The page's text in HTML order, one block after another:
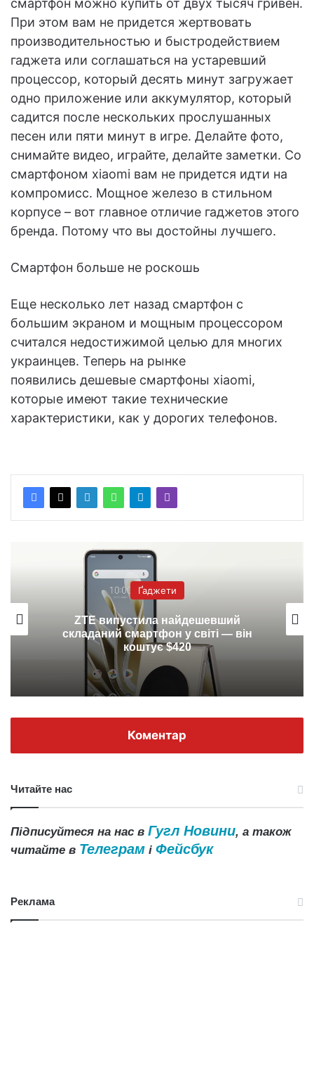
При этом вам не придется жертвовать
производительностью и быстродействием
гаджета или соглашаться на устаревший
процессор, который десять минут загружает
одно приложение или аккумулятор, который
садится после нескольких прослушанных
песен или пяти минут в игре. Делайте фото,
снимайте видео, играйте, делайте заметки. Со
смартфоном xiaomi вам не придется идти на
компромисс. Мощное железо в стильном
корпусе – вот главное отличие гаджетов этого
бренда. Потому что вы достойны лучшего.
Смартфон больше не роскошь
Еще несколько лет назад смартфон с
большим экраном и мощным процессором
считался недостижимой целью для многих
украинцев. Теперь на рынке
появились дешевые смартфоны xiaomi,
которые имеют такие технические
характеристики, как у дорогих телефонов.
Ґаджети
ZTE випустила найдешевший
складаний смартфон у світі — він
коштує $420
Коментар
Читайте нас
Підписуйтеся на нас в Гугл Новини, а також
читайте в Телеграм і Фейсбук
Реклама